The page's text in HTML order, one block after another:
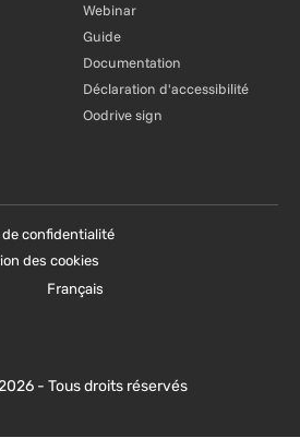
Webinar
Guide
Documentation
Déclaration d'accessibilité
Oodrive sign
- Tous droits réservés
de confidentialité
des cookies
Français